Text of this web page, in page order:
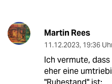
Martin Rees
11.12.2023, 19:36
Ich vermute,
eher eine